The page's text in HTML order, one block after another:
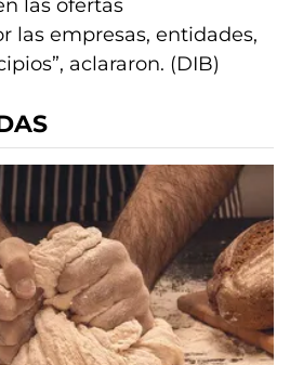
las ofertas
las empresas, entidades,
aclararon. (DIB)